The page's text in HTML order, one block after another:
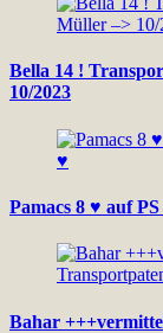
Bella 14 !
10/2023
Pamacs 8 ♥ auf
Bahar